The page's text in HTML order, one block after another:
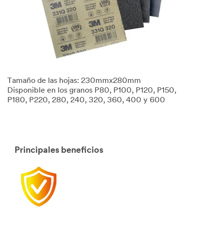
Tamaño de las hojas: 230mmx280mm
Disponible en los granos P80, P100, P120, P150,
P180, P220, 280, 240, 320, 360, 400 y 600
Principales beneficios